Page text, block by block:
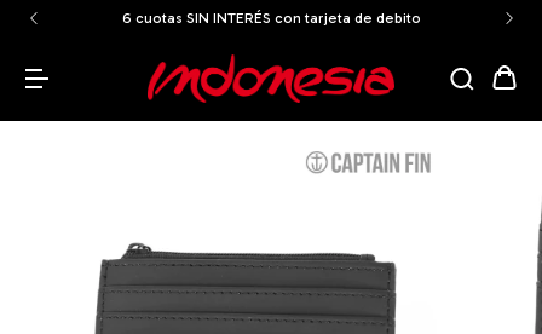
6 cuotas SIN INTERÉS con tarjeta de debito